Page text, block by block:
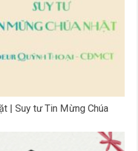
| Suy tư Tin Mừng Chúa